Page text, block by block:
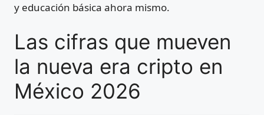
y educación básica ahora mismo.
Las cifras que mueven
la nueva era cripto en
México 2026